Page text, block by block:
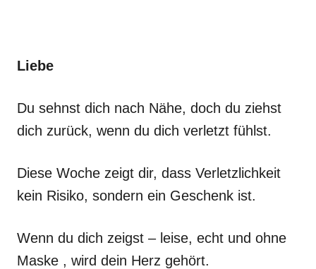
Liebe
Du sehnst dich nach Nähe, doch du ziehst
dich zurück, wenn du dich verletzt fühlst.
Diese Woche zeigt dir, dass Verletzlichkeit
kein Risiko, sondern ein Geschenk ist.
Wenn du dich zeigst – leise, echt und ohne
Maske , wird dein Herz gehört.